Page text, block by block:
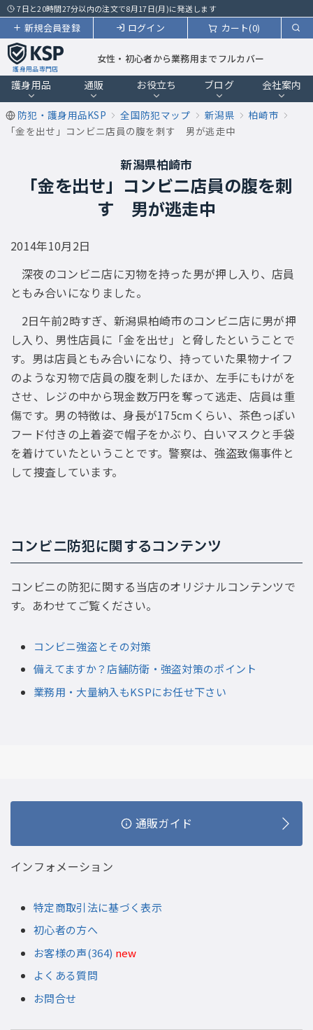
7日と20時間27分以内の注文で8月17日(月)に発送します
カート(0)
ログイン
新規会員登録
護身用品専門店
女性・初心者から業務用までフルカバー
護身用品 通販 お役立ち ブログ 会社案内
防犯・護身用品KSP 全国防犯マップ 新潟県
柏崎市
「金を出せ」コンビニ店員の腹を刺す 男が逃走中
新潟県柏崎市
「金を出せ」コンビニ店員の腹を刺
す 男が逃走中
2014年10月2日
深夜のコンビニ店に刃物を持った男が押し入り、店員
ともみ合いになりました。
2日午前2時すぎ、新潟県柏崎市のコンビニ店に男が押
し入り、男性店員に「金を出せ」と脅したということで
す。男は店員ともみ合いになり、持っていた果物ナイフ
のような刃物で店員の腹を刺したほか、左手にもけがを
させ、レジの中から現金数万円を奪って逃走、店員は重
傷です。男の特徴は、身長が175cmくらい、茶色っぽい
フード付きの上着姿で帽子をかぶり、白いマスクと手袋
を着けていたということです。警察は、強盗致傷事件と
して捜査しています。
コンビニ防犯に関するコンテンツ
コンビニの防犯に関する当店のオリジナルコンテンツで
す。あわせてご覧ください。
コンビニ強盗とその対策
備えてますか？店舗防衛・強盗対策のポイント
業務用・大量納入もKSPにお任せ下さい
通販ガイド
インフォメーション
特定商取引法に基づく表示
初心者の方へ
お客様の声(364) new
よくある質問
お問合せ